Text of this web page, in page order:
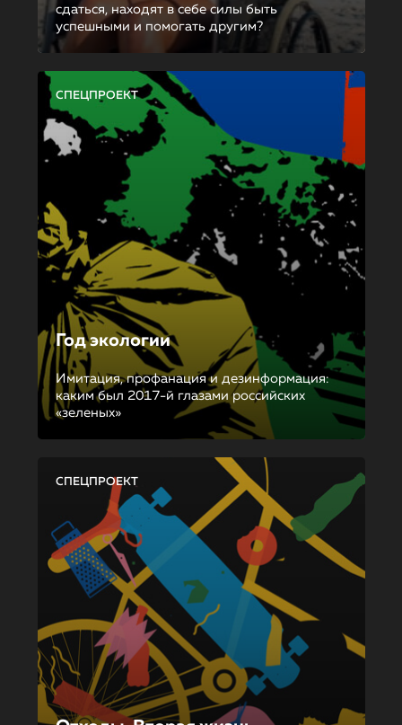
сдаться, находят в себе силы быть
успешными и помогать другим?
СПЕЦПРОЕКТ
Год экологии
Имитация, профанация и дезинформация:
каким был 2017-й глазами российских
«зеленых»
СПЕЦПРОЕКТ